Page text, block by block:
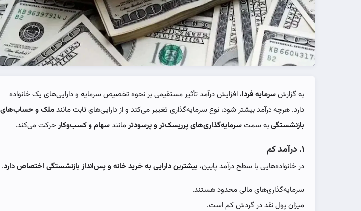
به گزارشسرمایه فردا،‌ افزایش درآمد تأثیر مستقیمی بر نحوه تخصیص سرمایه و دارایی‌های یک خانواده
دارد. هرچه درآمد بیشتر شود، نوع سرمایه‌گذاری تغییر می‌کند و از دارایی‌های ثابت مانندملک و حساب‌های
بازنشستگیبه سمتسرمایه‌گذاری‌های پرریسک‌تر و پرسودترمانندسهام و کسب‌وکارحرکت می‌کند.
۱. درآمد کم
در خانواده‌هایی با سطح درآمد پایین، بیشترین دارایی به خرید خانه و پس‌انداز بازنشستگی اختصاص دارد.
سرمایه‌گذاری‌های مالی محدود هستند.
میزان پول نقد در گردش کم است.